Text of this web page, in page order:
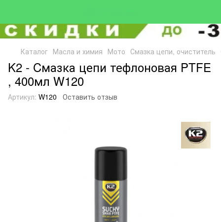
Каталог Масла и химия Мото Смазка цепи, очиститель
K2 - Cмазка цепи тефлоновая PTFE
, 400мл W120
Артикул: W120 Оставить отзыв